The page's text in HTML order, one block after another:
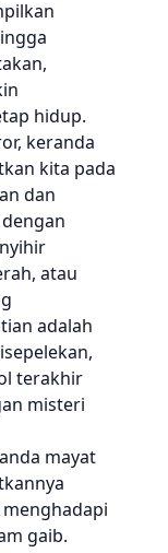
hidup.
keranda
kita pada
dan
atau
adalah
terakhir
misteri
mayat
gaib.